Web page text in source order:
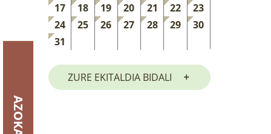
AZOKA
17
18 19 20 21 22
23
24
25 26 27 28 29
30
31
ZURE EKITALDIA BIDALI